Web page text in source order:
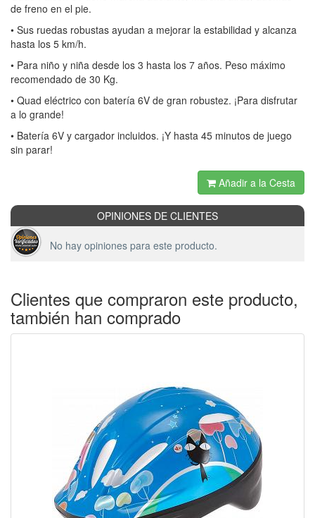
de freno en el pie.
• Sus ruedas robustas ayudan a mejorar la estabilidad y alcanza
hasta los 5 km/h.
• Para niño y niña desde los 3 hasta los 7 años. Peso máximo
recomendado de 30 Kg.
• Quad eléctrico con batería 6V de gran robustez. ¡Para disfrutar
a lo grande!
• Batería 6V y cargador incluidos. ¡Y hasta 45 minutos de juego
sin parar!
Añadir a la Cesta
OPINIONES DE CLIENTES
No hay opiniones para este producto.
Clientes que compraron este producto,
también han comprado